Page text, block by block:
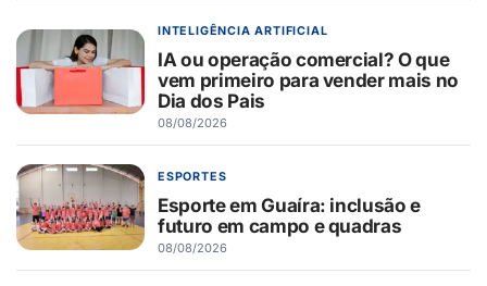
INTELIGÊNCIA ARTIFICIAL
IA ou operação comercial? O que
vem primeiro para vender mais no
Dia dos Pais
08/08/2026
ESPORTES
Esporte em Guaíra: inclusão e
futuro em campo e quadras
08/08/2026